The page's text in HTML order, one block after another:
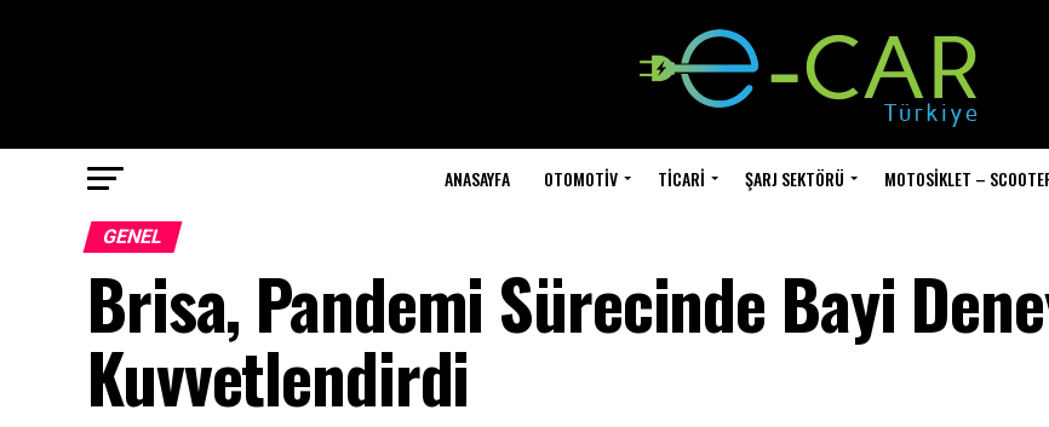
ANASAYFA OTOMOTIV TICARI ŞARJ SEKTÖRÜ MOTOSIKLET –
GENEL
Brisa, Pandemi Sürecinde Bayi
Kuvvetlendirdi